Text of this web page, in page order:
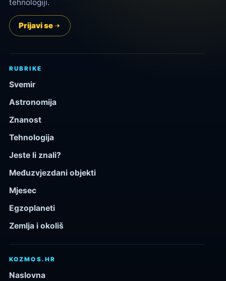
tehnologiji.
Prijavi se
RUBRIKE
Svemir
Astronomija
Znanost
Tehnologija
Jeste li znali?
Međuzvjezdani objekti
Mjesec
Egzoplaneti
Zemlja i okoliš
KOZMOS.HR
Naslovna